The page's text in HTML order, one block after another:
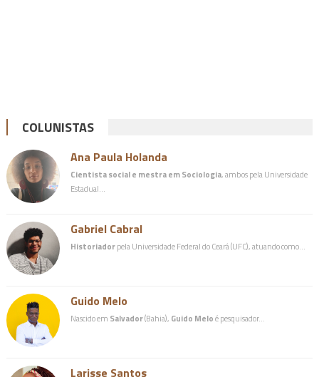
COLUNISTAS
Ana Paula Holanda
Cientista social e mestra em Sociologia, ambos pela Universidade
Estadual…
Gabriel Cabral
Historiadorpela Universidade Federal do Ceará (UFC), atuando como…
Guido Melo
Nascido em Salvador(Bahia), Guido Meloé pesquisador…
Larisse Santos